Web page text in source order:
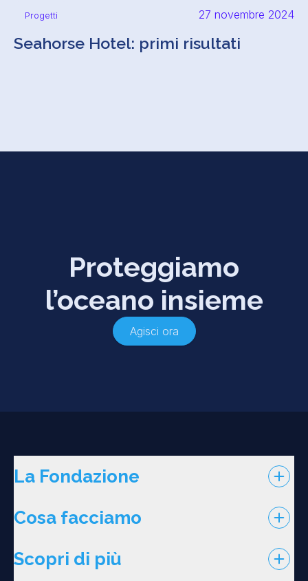
Progetti 27 novembre 2024
Seahorse Hotel: primi risultati
Proteggiamo
l’oceano insieme
Agisci ora
La Fondazione
Cosa facciamo
Scopri di più